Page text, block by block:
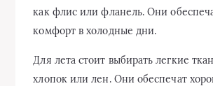
как флис или фланель. Они
комфорт в холодные дни.
Для лета стоит выбирать легкие
хлопок или лен. Они обеспечат